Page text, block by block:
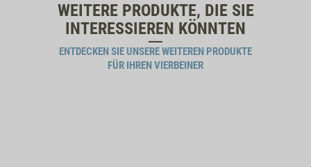
WEITERE PRODUKTE, DIE SIE
INTERESSIEREN KÖNNTEN
ENTDECKEN SIE UNSERE WEITEREN PRODUKTE
FÜR IHREN VIERBEINER